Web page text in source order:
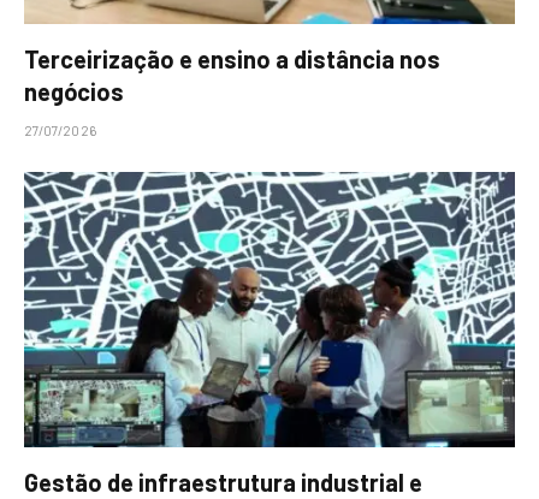
Terceirização e ensino a distância nos
negócios
27/07/2026
Gestão de infraestrutura industrial e